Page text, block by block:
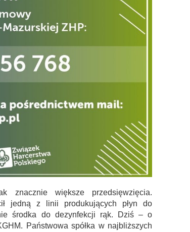
znacznie większe przedsięwzięcia.
jedną z linii produkujących płyn do
środka do dezynfekcji rąk. Dziś – o
Państwowa spółka w najbliższych